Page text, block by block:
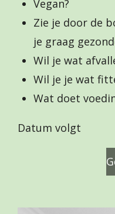
Vegan?
Zie je door de
je graag
Wil je wat
Wil je je wat
Wat doet
Datum volgt